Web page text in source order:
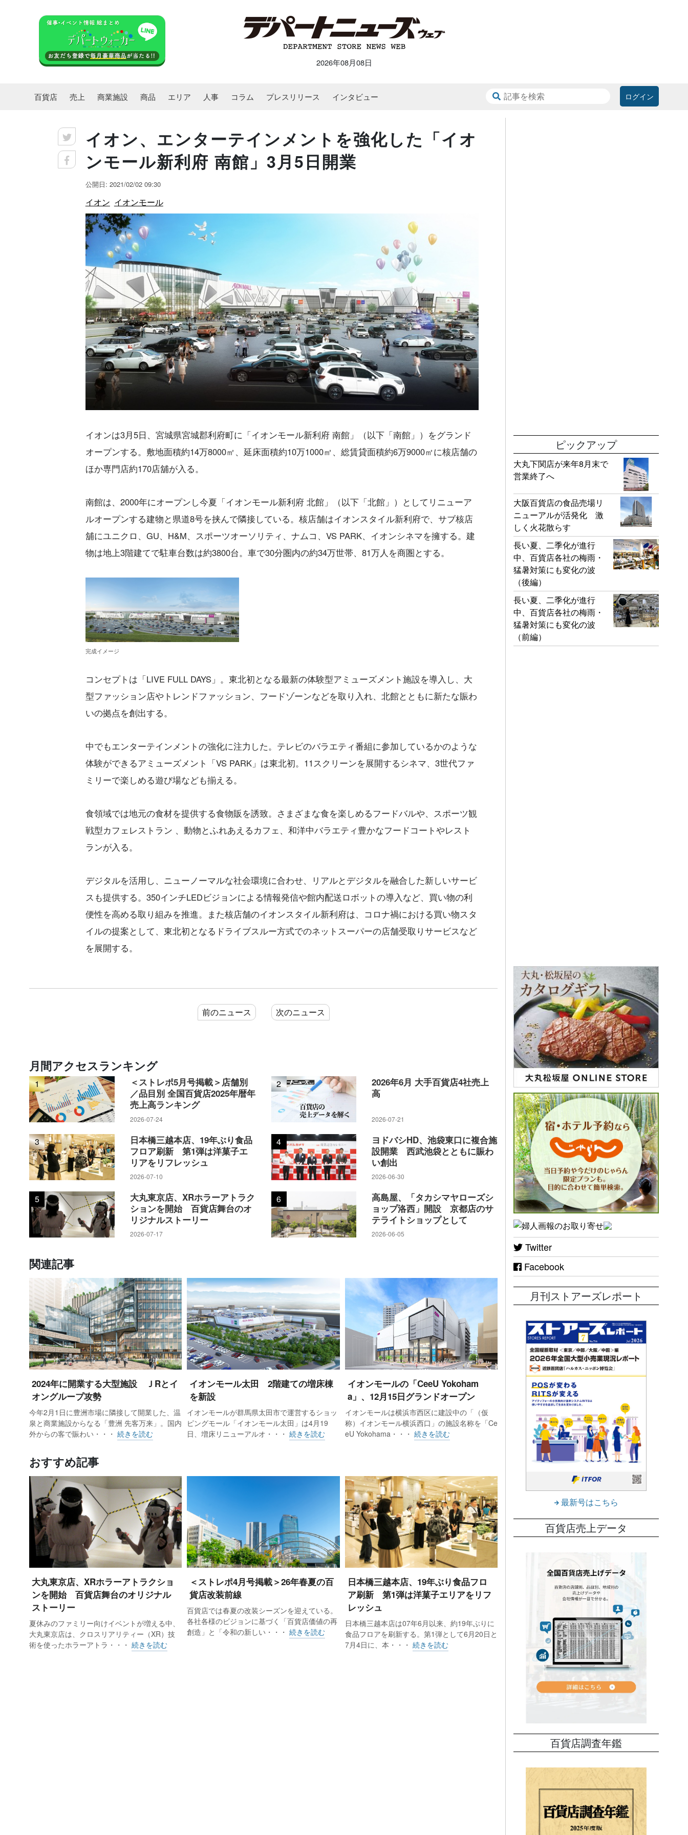
2026年08月08日
ログイン
百貨店 売上 商業施設 商品 エリア 人事 コラム プレスリリース インタビュー
イオン、エンターテインメントを強化した「イオ
ンモール新利府 南館」3月5日開業
公開日: 2021/02/02 09:30
イオン イオンモール
イオンは3月5日、宮城県宮城郡利府町に「イオンモール新利府 南館」（以下「南館」）をグランド
オープンする。敷地面積約14万8000㎡、延床面積約10万1000㎡、総賃貸面積約6万9000㎡に核店舗の
ほか専門店約170店舖が入る。
南館は、2000年にオープンし今夏「イオンモール新利府 北館」（以下「北館」）としてリニューア
ルオープンする建物と県道8号を挟んで隣接している。核店舗はイオンスタイル新利府で、サブ核店
舖にユニクロ、GU、H&M、スポーツオーソリティ、ナムコ、VS PARK、イオンシネマを擁する。建
物は地上3階建てで駐車台数は約3800台。車で30分圏内の約34万世帯、81万人を商圏とする。
完成イメージ
コンセプトは「LIVE FULL DAYS」。東北初となる最新の体験型アミューズメント施設を導入し、大
型ファッション店やトレンドファッション、フードゾーンなどを取り入れ、北館とともに新たな賑わ
いの拠点を創出する。
中でもエンターテインメントの強化に注力した。テレビのバラエティ番組に参加しているかのような
体験ができるアミューズメント「VS PARK」は東北初。11スクリーンを展開するシネマ、3世代ファ
ミリーで楽しめる遊び場なども揃える。
食領域では地元の食材を提供する食物販を誘致。さまざまな食を楽しめるフードバルや、スポーツ観
戦型カフェレストラン 、動物とふれあえるカフェ、和洋中バラエティ豊かなフードコートやレスト
ランが入る。
デジタルを活用し、ニューノーマルな社会環境に合わせ、リアルとデジタルを融合した新しいサービ
スも提供する。350インチLEDビジョンによる情報発信や館内配送ロボットの導入など、買い物の利
便性を高める取り組みを推進。また核店舗のイオンスタイル新利府は、コロナ禍における買い物スタ
イルの提案として、 東北初となるドライブスルー方式でのネットスーパーの店舗受取りサービスなど
を展開する。
前のニュース 次のニュース
月間アクセスランキング
1
＜ストレポ5月号掲載＞店舗別
／品目別 全国百貨店2025年暦年
売上高ランキング
2026-07-24
2
2026年6月 大手百貨店4社売上
高
2026-07-21
3
日本橋三越本店、19年ぶり食品
フロア刷新 第1弾は洋菓子エ
リアをリフレッシュ
2026-07-10
4
ヨドバシHD、池袋東口に複合施
設開業 西武池袋とともに賑わ
い創出
2026-06-30
5
大丸東京店、XRホラーアトラク
ションを開始 百貨店舞台のオ
リジナルストーリー
2026-07-17
6
高島屋、「タカシマヤローズシ
ョップ洛西」開設 京都店のサ
テライトショップとして
2026-06-05
関連記事
2024年に開業する大型施設 ＪRとイ
オングループ攻勢
今年2月1日に豊洲市場に隣接して開業した、温
泉と商業施設からなる「豊洲 先客万来」。国内
外からの客で賑わい・・・ 続きを読む
イオンモール太田 2階建ての増床棟
を新設
イオンモールが群馬県太田市で運営するショッ
ピングモール「イオンモール太田」は4月19
日、増床リニューアルオ・・・続きを読む
イオンモールの「CeeU Yokoham
a」、12月15日グランドオープン
イオンモールは横浜市西区に建設中の「（仮
称）イオンモール横浜西口」の施設名称を「Ce
eU Yokohama・・・ 続きを読む
おすすめ記事
大丸東京店、XRホラーアトラクショ
ンを開始 百貨店舞台のオリジナル
ストーリー
夏休みのファミリー向けイベントが増える中、
大丸東京店は、クロスリアリティー（XR）技
術を使ったホラーアトラ・・・ 続きを読む
＜ストレポ4月号掲載＞26年春夏の百
貨店改装前線
百貨店では春夏の改装シーズンを迎えている。
各社各様のビジョンに基づく「百貨店価値の再
創造」と「令和の新しい・・・続きを読む
日本橋三越本店、19年ぶり食品フロ
ア刷新 第1弾は洋菓子エリアをリフ
レッシュ
日本橋三越本店は07年6月以来、約19年ぶりに
食品フロアを刷新する。第1弾として6月20日と
7月4日に、本・・・ 続きを読む
ピックアップ
大丸下関店が来年8月末で
営業終了へ
大阪百貨店の食品売場リ
ニューアルが活発化 激
しく火花散らす
長い夏、二季化が進行
中、百貨店各社の梅雨・
猛暑対策にも変化の波
（後編）
長い夏、二季化が進行
中、百貨店各社の梅雨・
猛暑対策にも変化の波
（前編）
Twitter
Facebook
月刊ストアーズレポート
最新号はこちら
百貨店売上データ
百貨店調査年鑑